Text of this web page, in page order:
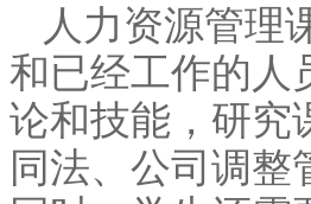
人力资源管理
和已经工作的人
论和技能，研究
同法、公司调